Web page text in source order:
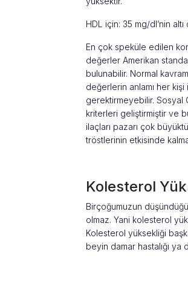
HDL için: 35 mg/dl’nin altı
En çok speküle edilen
değerler Amerikan
bulunabilir. Normal
değerlerin anlamı her
gerektirmeyebilir. Sosyal
kriterleri geliştirmiştir ve
ilaçları pazarı çok
tröstlerinin etkisinde
Kolesterol
Birçoğumuzun
olmaz. Yani kolesterol
Kolesterol yüksekliği
beyin damar hastalığı ya